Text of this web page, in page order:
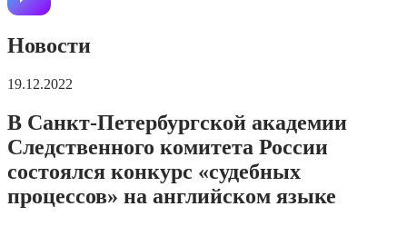
Новости
19.12.2022
В Санкт-Петербургской академии
Следственного комитета России
состоялся конкурс «судебных
процессов» на английском языке